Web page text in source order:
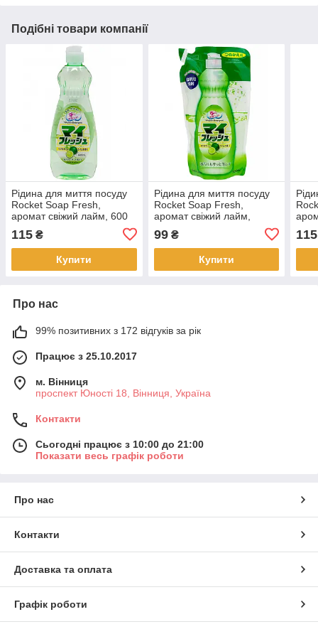
Подібні товари компанії
Рідина для миття посуду
Rocket Soap Fresh,
аромат свіжий лайм, 600
115 ₴
Купити
Рідина для миття посуду
Rocket Soap Fresh,
аромат свіжий лайм,
(090010)
99₴
Купити
115
Про нас
99% позитивних з 172 відгуків за рік
Працює з 25.10.2017
м. Вінниця
проспект Юності 18, Вінниця, Україна
Контакти
Сьогодні працює з 10:00 до 21:00
Показати весь графік роботи
Про нас
Контакти
Доставка та оплата
Графік роботи